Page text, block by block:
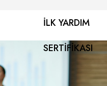
İLK YARDIM
SERTIFIKASI